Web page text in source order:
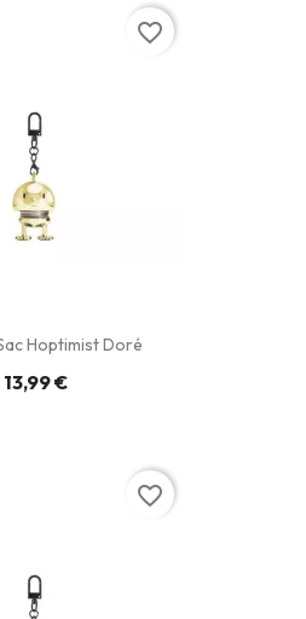
Hoptimist Doré
13,99 €
favorite_border
favorite_border